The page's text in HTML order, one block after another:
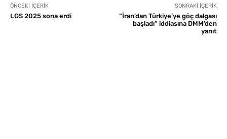
ÖNCEKI İÇERIK
LGS 2025 sona erdi
SONRAKI İÇERIK
“İran’dan Türkiye’ye göç dalgası
başladı” iddiasına DMM’den
yanıt